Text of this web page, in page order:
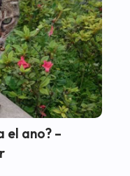
el ano? –